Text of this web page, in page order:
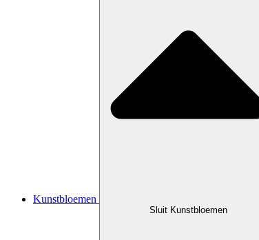
Kunstbloemen
Sluit Kunstbloemen